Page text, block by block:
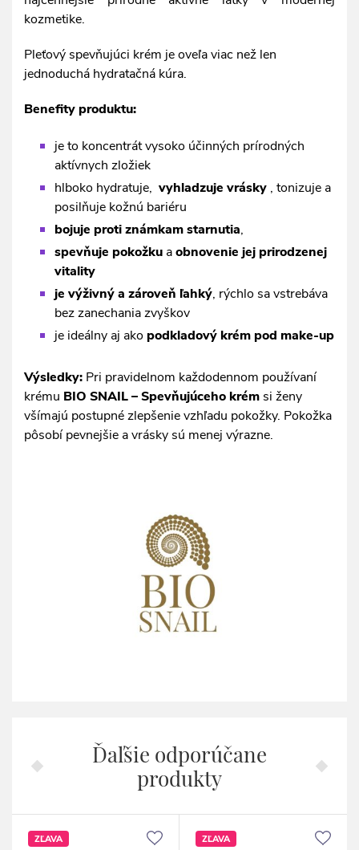
kozmetike.
Pleťový spevňujúci krém je oveľa viac než len
jednoduchá hydratačná kúra.
Benefity produktu:
je to koncentrát vysoko účinných prírodných
aktívnych zložiek
hlboko hydratuje, vyhladzuje vrásky , tonizuje a
posilňuje kožnú bariéru
bojuje proti známkam starnutia,
spevňuje pokožku aobnovenie jej prirodzenej
vitality
je výživný a zároveň ľahký, rýchlo sa vstrebáva
bez zanechania zvyškov
je ideálny aj ako podkladový krém pod make-up
Výsledky: Pri pravidelnom každodennom používaní
krému BIO SNAIL – Spevňujúceho krémsi ženy
všímajú postupné zlepšenie vzhľadu pokožky. Pokožka
pôsobí pevnejšie a vrásky sú menej výrazne.
Ďaľšie odporúčane
produkty
ZĽAVA ZĽAVA